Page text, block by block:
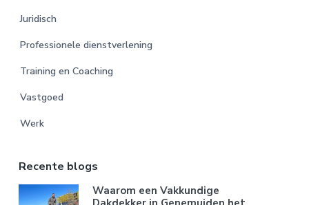
Juridisch
Professionele dienstverlening
Training en Coaching
Vastgoed
Werk
Recente blogs
Waarom een Vakkundige